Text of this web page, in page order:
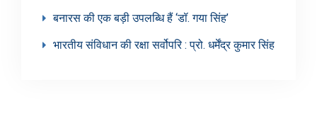
बनारस की एक बड़ी उपलब्धि हैं ‘डॉ. गया सिंह’
भारतीय संविधान की रक्षा सर्वोपरि : प्रो. धर्मेंद्र कुमार सिंह